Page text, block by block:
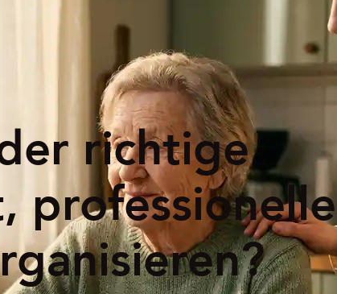
richtige
professionelle